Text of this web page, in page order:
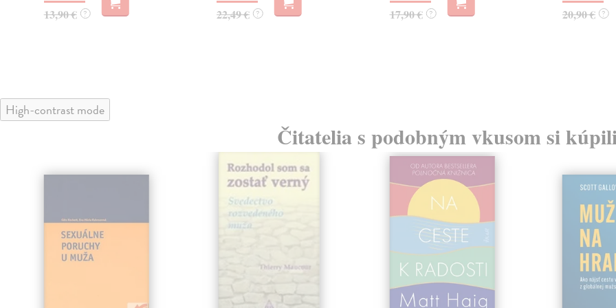
13,90 € ? 22,49 € ? 17,90 € ? 20,90 € ?
High-contrast mode
Čitatelia s podobným vkusom si